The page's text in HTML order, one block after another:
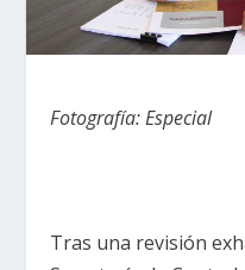
Fotografía: Especial
Tras una revisión